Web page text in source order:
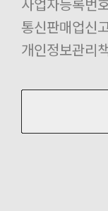
통신판매업신
개인정보관리